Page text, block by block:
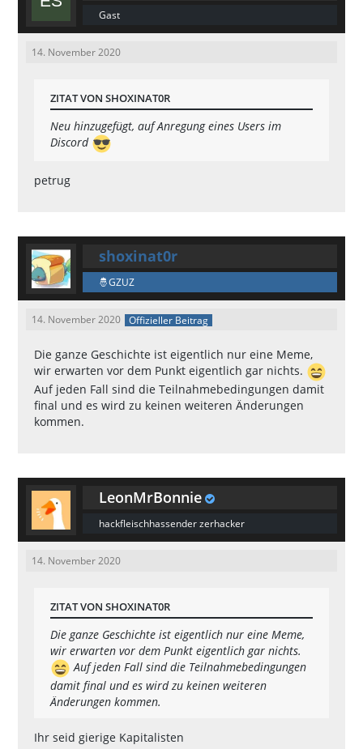
Gast
14. November 2020
ZITAT VON SHOXINAT0R
Neu hinzugefügt, auf Anregung eines Users im
Discord
petrug
shoxinat0r
GZUZ
14. November 2020 Offizieller Beitrag
Die ganze Geschichte ist eigentlich nur eine Meme,
wir erwarten vor dem Punkt eigentlich gar nichts.
Auf jeden Fall sind die Teilnahmebedingungen damit
final und es wird zu keinen weiteren Änderungen
kommen.
LeonMrBonnie
hackfleischhassender zerhacker
14. November 2020
ZITAT VON SHOXINAT0R
Die ganze Geschichte ist eigentlich nur eine Meme,
wir erwarten vor dem Punkt eigentlich gar nichts.
Auf jeden Fall sind die Teilnahmebedingungen
damit final und es wird zu keinen weiteren
Änderungen kommen.
Ihr seid gierige Kapitalisten